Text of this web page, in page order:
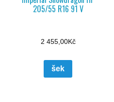
205/55 R16 91 V
2 455,00Kč
šek